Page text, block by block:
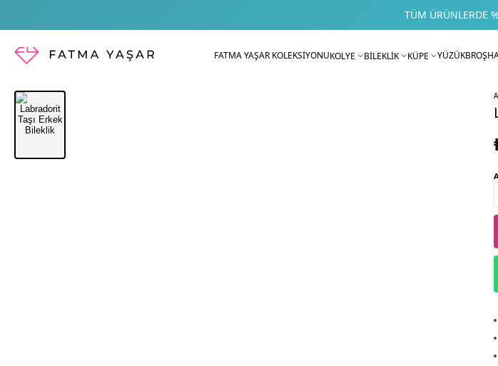
TÜM ÜRÜNLERDE
FATMA YAŞAR KOLEKSİYONUKOLYE BİLEKLİK KÜPE YÜZÜKBROŞ